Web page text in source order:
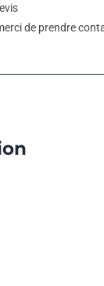
de prendre